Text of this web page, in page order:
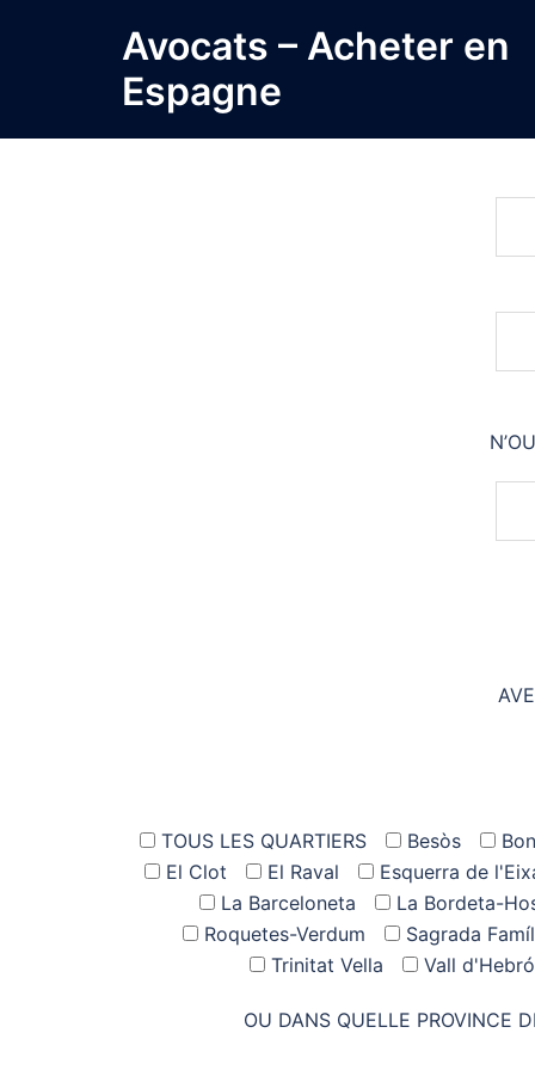
Avocats – Acheter en
Espagne
TOUS LES QUARTIERS
Besòs
El Clot
El Raval Esquerra de
La Barceloneta
La Bordeta-
Roquetes-Verdum
Sagrada
Trinitat Vella
Vall
OU DANS QUELLE PROVINCE